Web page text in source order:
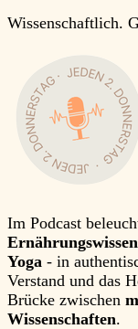
Wissenschaftlich.
Im Podcast
Yoga - in
Verstand und das
Brücke zwischen
Wissenschaften.